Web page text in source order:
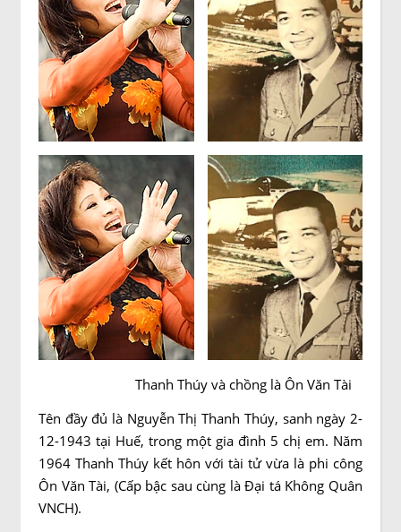
Thanh Thúy và chồng là Ôn Văn Tài
Tên đầy đủ là Nguyễn Thị Thanh Thúy, sanh ngày 2-
12-1943 tại Huế, trong một gia đình 5 chị em. Năm
1964 Thanh Thúy kết hôn với tài tử vừa là phi công
Ôn Văn Tài, (Cấp bậc sau cùng là Đại tá Không Quân
VNCH).